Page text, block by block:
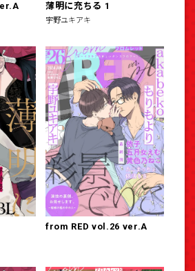
薄明に充ちる 1
宇野ユキアキ
from RED vol.26 ver.A